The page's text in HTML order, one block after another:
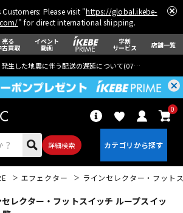
Customers: Please visit "https://global.ikebe-
" for direct international shipping.
売る
古買取
イベント
動画
学割
サービス 店舗一覧
発生した地震に伴う配送の遅延について(07月29日
詳細検索
0
エフェクター ラインセレクター・フット
レクター・フットスイッチ ループスイッ